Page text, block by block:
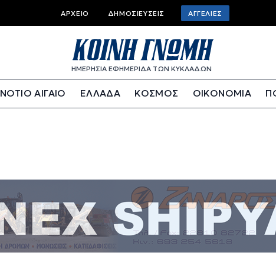
Top bar menu
ΑΡΧΕΊΟ ΔΗΜΟΣΙΕΎΣΕΙΣ ΑΓΓΕΛΊΕΣ
ΗΜΕΡΗΣΙΑ ΕΦΗΜΕΡΙΔΑ ΤΩΝ ΚΥΚΛΑΔΩΝ
ΝΟΤΙΟ ΑΙΓΑΙΟ ΕΛΛΑΔΑ ΚΟΣΜΟΣ ΟΙΚΟΝΟΜΙΑ